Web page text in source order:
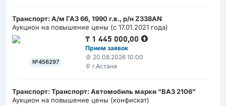
Транспорт: А/м ГАЗ 66, 1990 г.в., р/н Z338AN
Аукцион на повышение цены (с 17.01.2021 года)
№456297
₸ 1 445 000,00
Прием заявок
20.08.2026 10:00
г.Астана
Транспорт: Транcпорт: Автомобиль марки "ВАЗ 2106"
Аукцион на повышение цены (конфискат)